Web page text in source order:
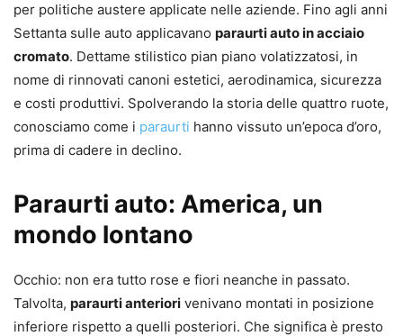
per politiche austere applicate nelle aziende. Fino agli anni
Settanta sulle auto applicavano paraurti auto in acciaio
cromato. Dettame stilistico pian piano volatizzatosi, in
nome di rinnovati canoni estetici, aerodinamica, sicurezza
e costi produttivi. Spolverando la storia delle quattro ruote,
conosciamo come i paraurti hanno vissuto un’epoca d’oro,
prima di cadere in declino.
Paraurti auto: America, un
mondo lontano
Occhio: non era tutto rose e fiori neanche in passato.
Talvolta, paraurti anteriori venivano montati in posizione
inferiore rispetto a quelli posteriori. Che significa è presto